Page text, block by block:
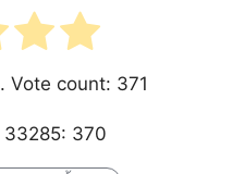
Vote count: 371
370